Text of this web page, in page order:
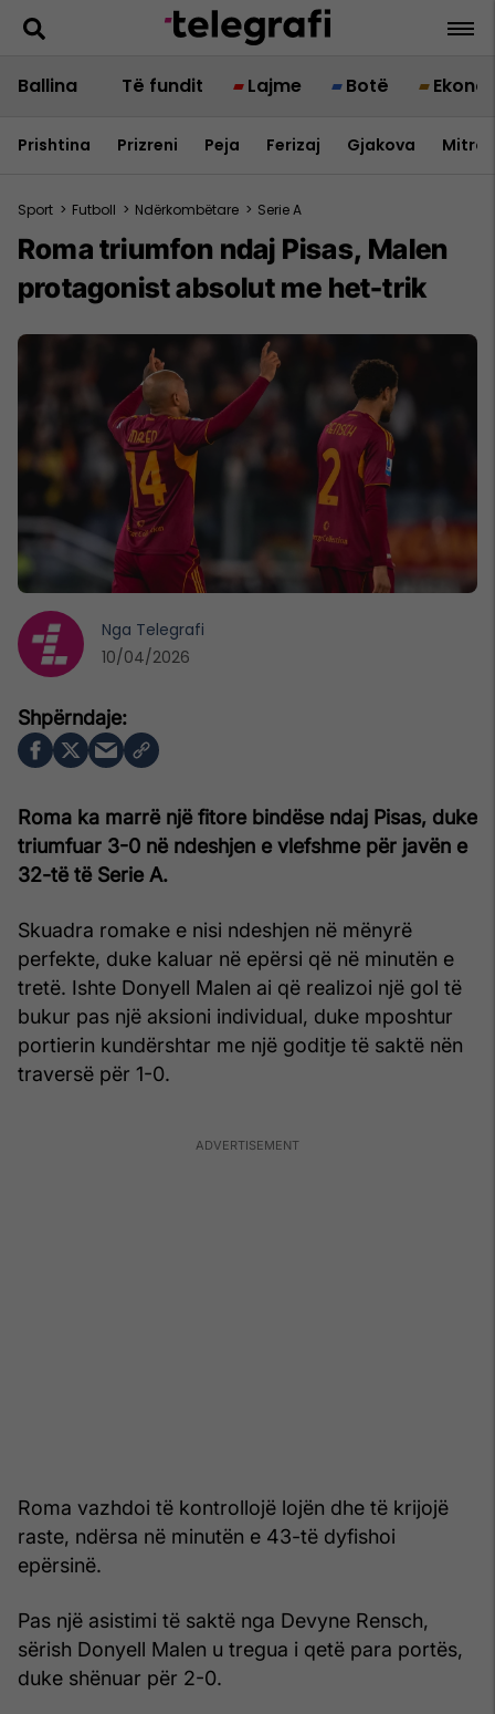
Ballina Të fundit Lajme Botë
Prishtina Prizreni Peja Ferizaj Gjakova
Sport > Futboll > Ndërkombëtare > Serie A
Roma triumfon ndaj Pisas, Malen
protagonist absolut me het-trik
Roma ka marrë një fitore bindëse ndaj Pisas, duke
triumfuar 3-0 në ndeshjen e vlefshme për javën e
32-të të Serie A.
Skuadra romake e nisi ndeshjen në mënyrë
perfekte, duke kaluar në epërsi që në minutën e
tretë. Ishte Donyell Malen ai që realizoi një gol të
bukur pas një aksioni individual, duke mposhtur
portierin kundërshtar me një goditje të saktë nën
traversë për 1-0.
Roma vazhdoi të kontrollojë lojën dhe të krijojë
raste, ndërsa në minutën e 43-të dyfishoi
epërsinë.
Pas një asistimi të saktë nga Devyne Rensch,
sërish Donyell Malen u tregua i qetë para portës,
duke shënuar për 2-0.
Nga Telegrafi
10/04/2026